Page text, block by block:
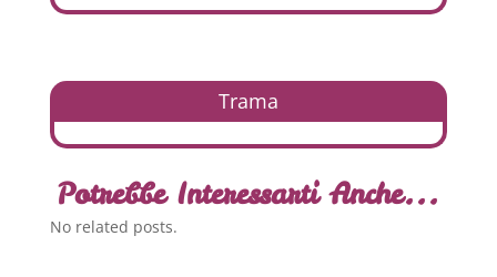
Trama
Potrebbe Interessarti Anche...
No related posts.